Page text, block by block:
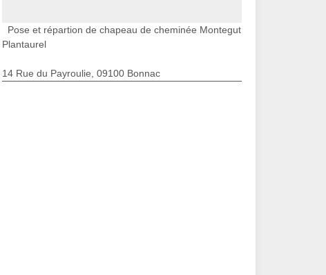
Pose et répartion de chapeau de cheminée Montegut
Plantaurel
14 Rue du Payroulie, 09100 Bonnac